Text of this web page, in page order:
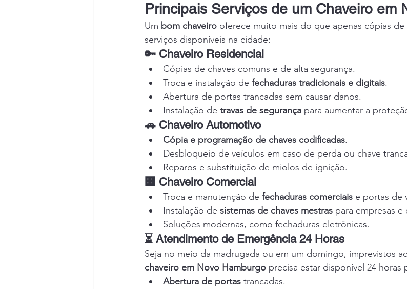
Principais Serviços de um Chaveiro em
Um bom chaveiro oferece muito mais do que apenas cópias de
serviços disponíveis na cidade:
🔑 Chaveiro Residencial
Cópias de chaves comuns e de alta segurança.
Troca e instalação de fechaduras tradicionais e digitais.
Abertura de portas trancadas sem causar danos.
Instalação de travas de segurança para aumentar a
🚗 Chaveiro Automotivo
Cópia e programação de chaves codificadas.
Desbloqueio de veículos em caso de perda ou chave
Reparos e substituição de miolos de ignição.
🏢 Chaveiro Comercial
Troca e manutenção de fechaduras comerciais e portas de
Instalação de sistemas de chaves mestras para empresas
Soluções modernas, como fechaduras eletrônicas.
⏳ Atendimento de Emergência 24 Horas
Seja no meio da madrugada ou em um domingo, imprevistos
chaveiro em Novo Hamburgo precisa estar disponível 24 horas
Abertura de portas trancadas.